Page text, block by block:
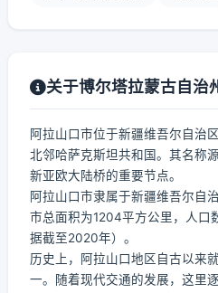
关于博尔塔拉蒙古自治
阿拉山口市位于新疆维吾尔自治
北邻哈萨克斯坦共和国。其名称
新亚欧大陆桥的重要节点。
阿拉山口市隶属于新疆维吾尔自
市总面积为1204平方公里，人口
据截至2020年）。
历史上，阿拉山口地区自古以来
一。随着现代交通的发展，这里